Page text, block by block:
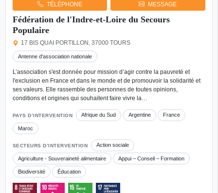
TÉLÉPHONE MESSAGE
Fédération de l'Indre-et-Loire du Secours
Populaire
17 BIS QUAI PORTILLON, 37000 TOURS
Antenne d'association nationale
L’association s'est donnée pour mission d’agir contre la pauvreté et
l'exclusion en France et dans le monde et de promouvoir la solidarité et
ses valeurs. Elle rassemble des personnes de toutes opinions,
conditions et origines qui souhaitent faire vivre la…
PAYS D’INTERVENTION Afrique du Sud Argentine France
Maroc
SECTEURS D’INTERVENTION Action sociale
Agriculture - Souveraineté alimentaire Appui – Conseil – Formation
Biodiversité Éducation